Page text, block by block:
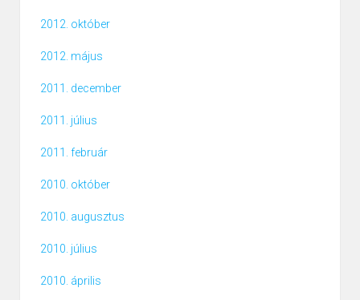
2012. október
2012. május
2011. december
2011. július
2011. február
2010. október
2010. augusztus
2010. július
2010. április